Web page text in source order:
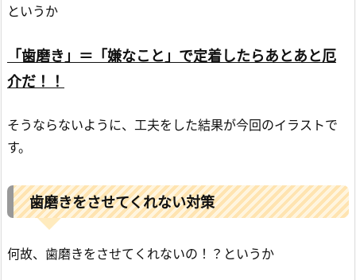
というか
「歯磨き」＝「嫌なこと」で定着したらあとあと厄
介だ！！
そうならないように、工夫をした結果が今回のイラストで
す。
歯磨きをさせてくれない対策
何故、歯磨きをさせてくれないの！？というか